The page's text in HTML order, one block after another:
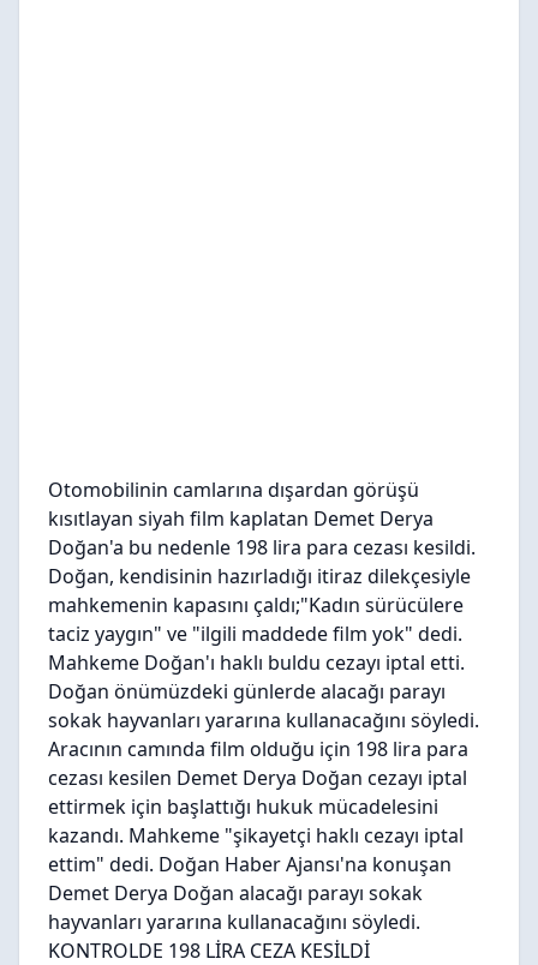
Otomobilinin camlarına dışardan görüşü
kısıtlayan siyah film kaplatan Demet Derya
Doğan'a bu nedenle 198 lira para cezası kesildi.
Doğan, kendisinin hazırladığı itiraz dilekçesiyle
mahkemenin kapasını çaldı;"Kadın sürücülere
taciz yaygın" ve "ilgili maddede film yok" dedi.
Mahkeme Doğan'ı haklı buldu cezayı iptal etti.
Doğan önümüzdeki günlerde alacağı parayı
sokak hayvanları yararına kullanacağını söyledi.
Aracının camında film olduğu için 198 lira para
cezası kesilen Demet Derya Doğan cezayı iptal
ettirmek için başlattığı hukuk mücadelesini
kazandı. Mahkeme "şikayetçi haklı cezayı iptal
ettim" dedi. Doğan Haber Ajansı'na konuşan
Demet Derya Doğan alacağı parayı sokak
hayvanları yararına kullanacağını söyledi.
KONTROLDE 198 LİRA CEZA KESİLDİ